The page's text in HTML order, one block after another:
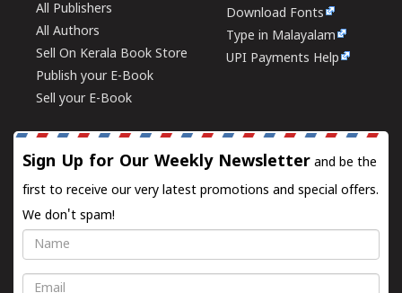
All Publishers
All Authors
Sell On Kerala Book Store
Publish your E-Book
Sell your E-Book
Download Fonts
Type in Malayalam
UPI Payments Help
Sign Up for Our Weekly Newsletter and be the
first to receive our very latest promotions and special offers.
We don't spam!
Name
Email